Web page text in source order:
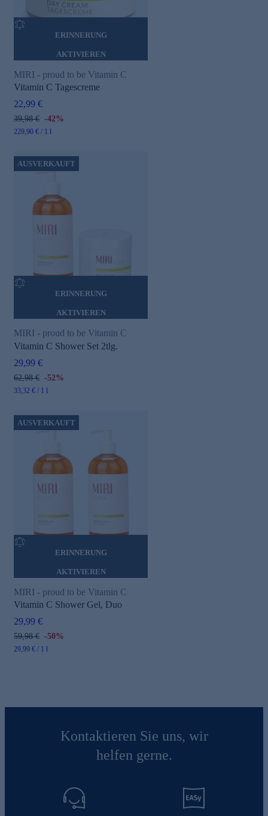
ERINNERUNG
AKTIVIEREN
MIRI - proud to be Vitamin C
Vitamin C Tagescreme
22,99 €
39,98 € -42%
229,90 € / 1 l
AUSVERKAUFT
ERINNERUNG
AKTIVIEREN
MIRI - proud to be Vitamin C
Vitamin C Shower Set 2tlg.
29,99 €
62,98 € -52%
33,32 € / 1 l
AUSVERKAUFT
ERINNERUNG
AKTIVIEREN
MIRI - proud to be Vitamin C
Vitamin C Shower Gel, Duo
29,99 €
59,98 € -50%
29,99 € / 1 l
Kontaktieren Sie uns, wir
helfen gerne.